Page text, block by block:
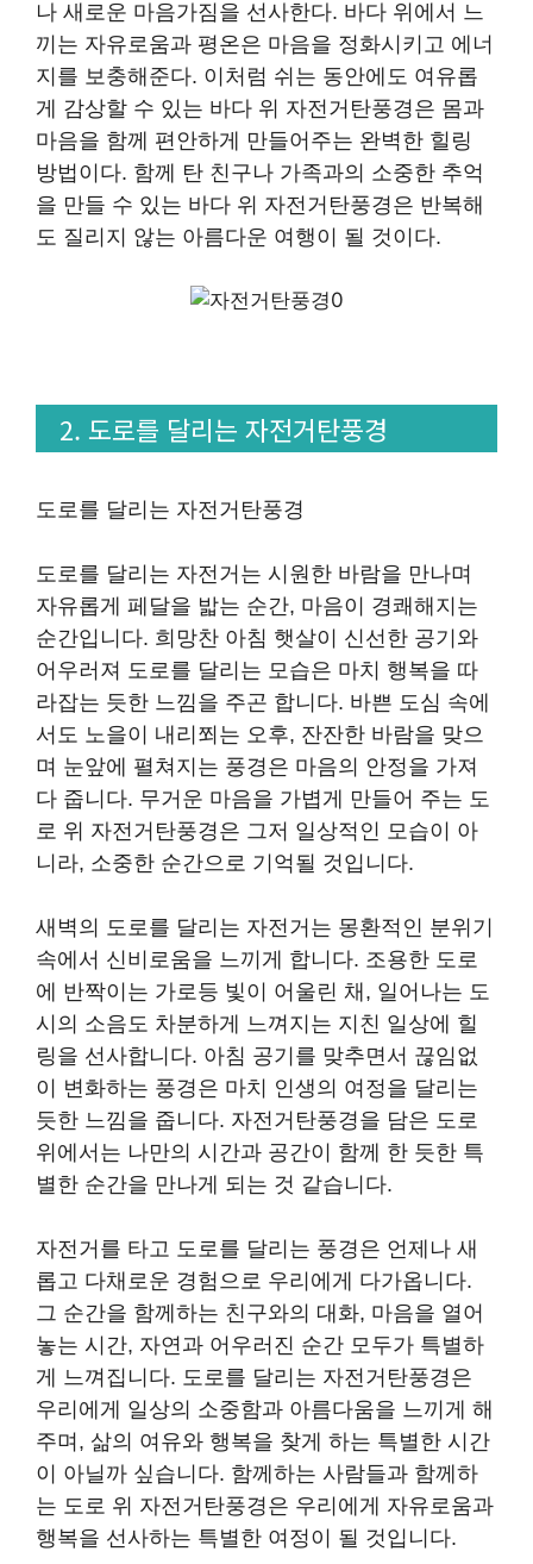
나 새로운 마음가짐을 선사한다. 바다 위에서 느
끼는 자유로움과 평온은 마음을 정화시키고 에너
지를 보충해준다. 이처럼 쉬는 동안에도 여유롭
게 감상할 수 있는 바다 위 자전거탄풍경은 몸과
마음을 함께 편안하게 만들어주는 완벽한 힐링
방법이다. 함께 탄 친구나 가족과의 소중한 추억
을 만들 수 있는 바다 위 자전거탄풍경은 반복해
도 질리지 않는 아름다운 여행이 될 것이다.
2. 도로를 달리는 자전거탄풍경
도로를 달리는 자전거탄풍경
도로를 달리는 자전거는 시원한 바람을 만나며
자유롭게 페달을 밟는 순간, 마음이 경쾌해지는
순간입니다. 희망찬 아침 햇살이 신선한 공기와
어우러져 도로를 달리는 모습은 마치 행복을 따
라잡는 듯한 느낌을 주곤 합니다. 바쁜 도심 속에
서도 노을이 내리쬐는 오후, 잔잔한 바람을 맞으
며 눈앞에 펼쳐지는 풍경은 마음의 안정을 가져
다 줍니다. 무거운 마음을 가볍게 만들어 주는 도
로 위 자전거탄풍경은 그저 일상적인 모습이 아
니라, 소중한 순간으로 기억될 것입니다.
새벽의 도로를 달리는 자전거는 몽환적인 분위기
속에서 신비로움을 느끼게 합니다. 조용한 도로
에 반짝이는 가로등 빛이 어울린 채, 일어나는 도
시의 소음도 차분하게 느껴지는 지친 일상에 힐
링을 선사합니다. 아침 공기를 맞추면서 끊임없
이 변화하는 풍경은 마치 인생의 여정을 달리는
듯한 느낌을 줍니다. 자전거탄풍경을 담은 도로
위에서는 나만의 시간과 공간이 함께 한 듯한 특
별한 순간을 만나게 되는 것 같습니다.
자전거를 타고 도로를 달리는 풍경은 언제나 새
롭고 다채로운 경험으로 우리에게 다가옵니다.
그 순간을 함께하는 친구와의 대화, 마음을 열어
놓는 시간, 자연과 어우러진 순간 모두가 특별하
게 느껴집니다. 도로를 달리는 자전거탄풍경은
우리에게 일상의 소중함과 아름다움을 느끼게 해
주며, 삶의 여유와 행복을 찾게 하는 특별한 시간
이 아닐까 싶습니다. 함께하는 사람들과 함께하
는 도로 위 자전거탄풍경은 우리에게 자유로움과
행복을 선사하는 특별한 여정이 될 것입니다.